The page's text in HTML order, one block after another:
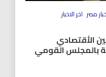
مصر اخر الاخبار
الأقتصادي
بالمجلس القومي